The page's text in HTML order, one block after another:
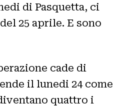
di Pasquetta, ci
25 aprile. E sono
cade di
il lunedi 24 come
quattro i